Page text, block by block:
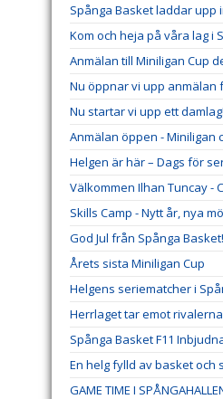
Spånga Basket laddar
Kom och heja på våra lag i
Anmälan till Miniligan Cup
Nu öppnar vi upp anmälan
Nu startar vi upp ett damlag!
Anmälan öppen - Miniligan
Helgen är här – Dags för
Välkommen Ilhan Tuncay -
Skills Camp - Nytt år, nya
God Jul från Spånga Basket!
Årets sista Miniligan Cup
Helgens seriematcher i
Herrlaget tar emot
Spånga Basket F11
En helg fylld av basket och
GAME TIME I